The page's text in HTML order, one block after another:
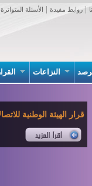
روابط مفيدة الأسئلة المتواترة
النزاعات
قرار الهيئة الوطنية للاتصالات عدد 02 بتاريخ